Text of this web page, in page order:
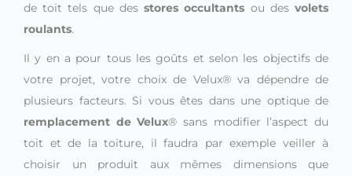
de toit tels que desstores occultants ou desvolets
roulants.
Il y en a pour tous les goûts et selon les objectifs de
votre projet, votre choix de Velux® va dépendre de
plusieurs facteurs. Si vous êtes dans une optique de
remplacement de Velux® sans modifier l’aspect du
toit et de la toiture, il faudra par exemple veiller à
choisir un produit aux mêmes dimensions que